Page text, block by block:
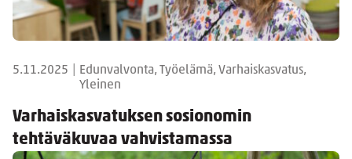
5.11.2025
Edunvalvonta, Työelämä, Varhaiskasvatus,
Yleinen
Varhaiskasvatuksen sosionomin
tehtäväkuvaa vahvistamassa